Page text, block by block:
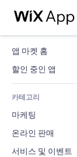
앱 마켓 홈
할인 중인 앱
카테고리
마케팅
광고
모바일
온라인 판매
쇼핑몰 관련 앱
서비스 및 이벤트